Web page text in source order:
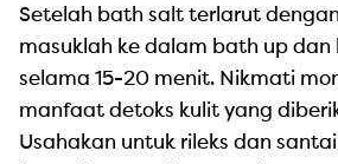
Setelah bath salt terlarut
masuklah ke dalam bath up dan
selama 15-20 menit. Nikmati
manfaat detoks kulit yang
Usahakan untuk rileks dan